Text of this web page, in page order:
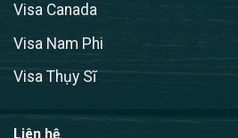
Visa Canada
Visa Nam Phi
Visa Thụy Sĩ
Liên hệ